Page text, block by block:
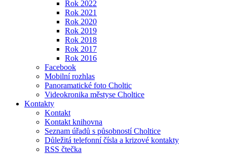
Rok 2022
Rok 2021
Rok 2020
Rok 2019
Rok 2018
Rok 2017
Rok 2016
Facebook
Mobilní rozhlas
Panoramatické foto Choltic
Videokronika městyse Choltice
Kontakty
Kontakt
Kontakt knihovna
Seznam úřadů s působností Choltice
Důležitá telefonní čísla a krizové kontakty
RSS čtečka